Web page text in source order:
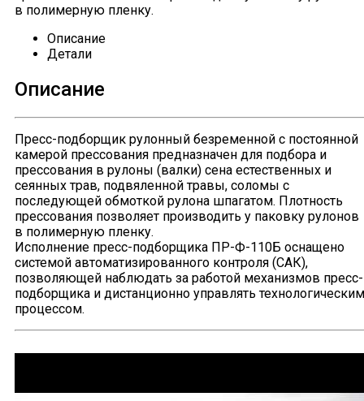
в полимерную пленку.
Описание
Детали
Описание
Пресс-подборщик рулонный безременной с постоянной
камерой прессования предназначен для подбора и
прессования в рулоны (валки) сена естественных и
сеянных трав, подвяленной травы, соломы с
последующей обмоткой рулона шпагатом. Плотность
прессования позволяет производить у паковку рулонов
в полимерную пленку.
Исполнение пресс-подборщика ПР-Ф-110Б оснащено
системой автоматизированного контроля (САК),
позволяющей наблюдать за работой механизмов пресс-
подборщика и дистанционно управлять технологическим
процессом.